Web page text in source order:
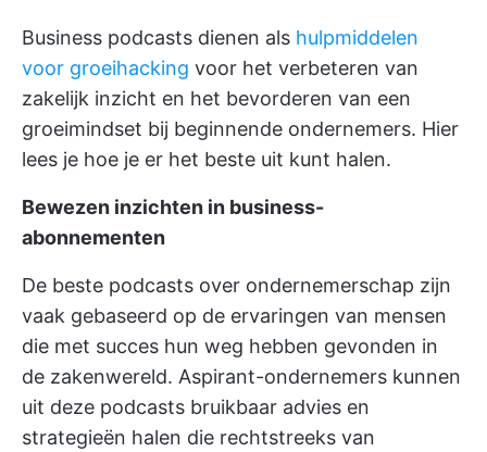
Business podcasts dienen als hulpmiddelen
voor groeihacking voor het verbeteren van
zakelijk inzicht en het bevorderen van een
groeimindset bij beginnende ondernemers. Hier
lees je hoe je er het beste uit kunt halen.
Bewezen inzichten in business-
abonnementen
De beste podcasts over ondernemerschap zijn
vaak gebaseerd op de ervaringen van mensen
die met succes hun weg hebben gevonden in
de zakenwereld. Aspirant-ondernemers kunnen
uit deze podcasts bruikbaar advies en
strategieën halen die rechtstreeks van